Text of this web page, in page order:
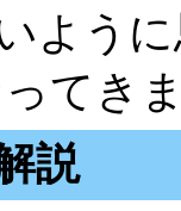
よう
てき
説